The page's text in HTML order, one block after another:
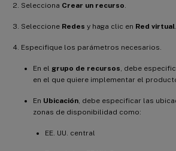
Selecciona Crear un recurso
Seleccione Redes y haga clic en Red virtual
Especifique los parámetros necesarios.
En el grupo de recursos , debe
en el que quiere implementar el
En Ubicación , debe especificar las
zonas de disponibilidad como:
EE. UU. central